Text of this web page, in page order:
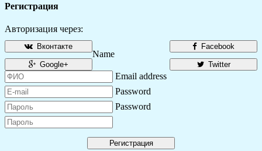
Регистрация
Авторизация через:
Facebook
Вконтакте
Twitter
Google+
Name
Email address
Password
Password
Регистрация